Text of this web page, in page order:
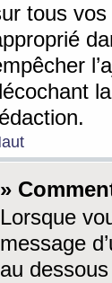
tous
»
Lorsque
message
au